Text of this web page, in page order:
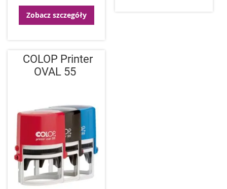
Zobacz szczegóły
COLOP Printer
OVAL 55